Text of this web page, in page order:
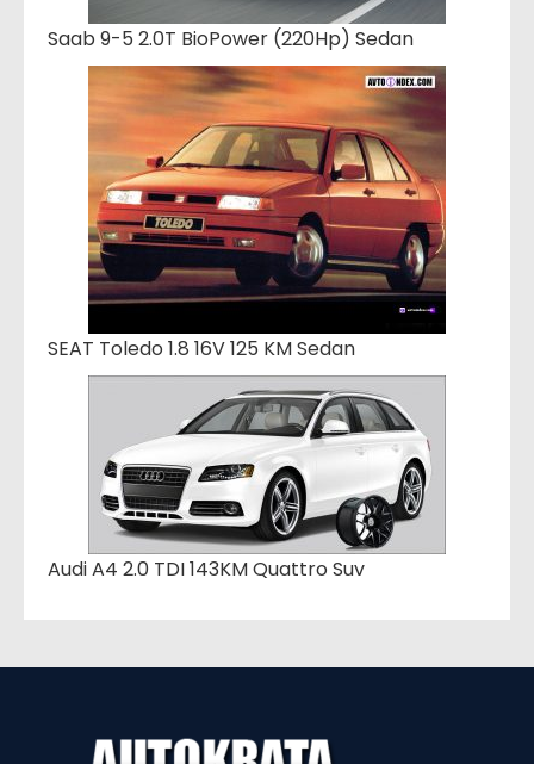
Saab 9-5 2.0T BioPower (220Hp) Sedan
SEAT Toledo 1.8 16V 125 KM Sedan
Audi A4 2.0 TDI 143KM Quattro Suv